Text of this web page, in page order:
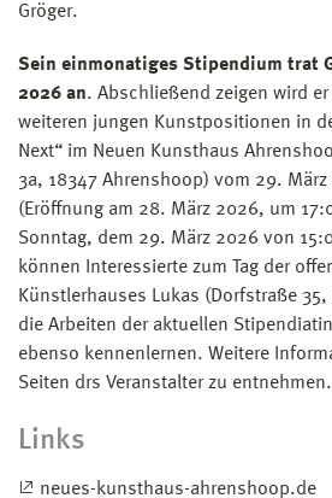
Gröger.
Sein einmonatiges Stipendium trat
2026 an. Abschließend zeigen wird
weiteren jungen Kunstpositionen in
Next“ im Neuen Kunsthaus
3a, 18347 Ahrenshoop) vom 29.
(Eröffnung am 28. März 2026, um
Sonntag, dem 29. März 2026 von
können Interessierte zum Tag der
Künstlerhauses Lukas (Dorfstraße
die Arbeiten der aktuellen
ebenso kennenlernen. Weitere
Seiten drs Veranstalter zu entnehmen.
Links
neues-kunsthaus-ahrenshoop.de